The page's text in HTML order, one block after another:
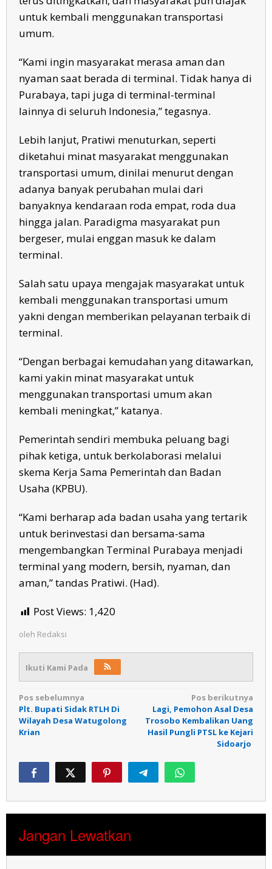
untuk kembali menggunakan transportasi
umum.
“Kami ingin masyarakat merasa aman dan
nyaman saat berada di terminal. Tidak hanya di
Purabaya, tapi juga di terminal-terminal
lainnya di seluruh Indonesia,” tegasnya.
Lebih lanjut, Pratiwi menuturkan, seperti
diketahui minat masyarakat menggunakan
transportasi umum, dinilai menurut dengan
adanya banyak perubahan mulai dari
banyaknya kendaraan roda empat, roda dua
hingga jalan. Paradigma masyarakat pun
bergeser, mulai enggan masuk ke dalam
terminal.
Salah satu upaya mengajak masyarakat untuk
kembali menggunakan transportasi umum
yakni dengan memberikan pelayanan terbaik di
terminal.
“Dengan berbagai kemudahan yang ditawarkan,
kami yakin minat masyarakat untuk
menggunakan transportasi umum akan
kembali meningkat,” katanya.
Pemerintah sendiri membuka peluang bagi
pihak ketiga, untuk berkolaborasi melalui
skema Kerja Sama Pemerintah dan Badan
Usaha (KPBU).
“Kami berharap ada badan usaha yang tertarik
untuk berinvestasi dan bersama-sama
mengembangkan Terminal Purabaya menjadi
terminal yang modern, bersih, nyaman, dan
aman,” tandas Pratiwi. (Had).
Post Views: 1,420
oleh Redaksi
Ikuti Kami Pada
Navigasi
pos
Pos sebelumnya
Plt. Bupati Sidak RTLH Di
Wilayah Desa Watugolong
Krian
Pos berikutnya
Lagi, Pemohon Asal Desa
Trosobo Kembalikan Uang
Hasil Pungli PTSL ke Kejari
Sidoarjo
Jangan Lewatkan